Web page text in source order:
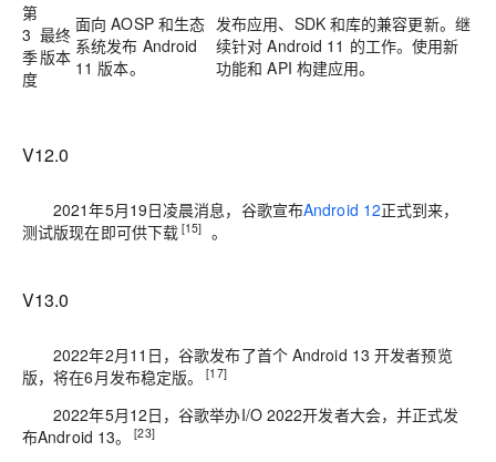
第
3
季
度
最终
版本
面向 AOSP 和生态
系统发布 Android
11 版本。
发布应用、SDK 和库的兼容更新。继
续针对 Android 11 的工作。使用新
功能和 API 构建应用。
V12.0
2021年5月19日凌晨消息，谷歌宣布Android 12正式到来，
测试版现在即可供下载 [15] 。
V13.0
2022年2月11日，谷歌发布了首个 Android 13 开发者预览
版，将在6月发布稳定版。
[17]
2022年5月12日，谷歌举办I/O 2022开发者大会，并正式发
布Android 13。
[23]